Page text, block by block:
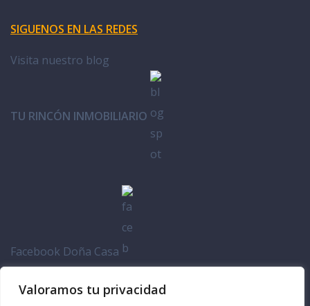
Valoramos tu privacidad
SIGUENOS EN LAS REDES
Visita nuestro blog
TU RINCÓN INMOBILIARIO
Facebook Doña Casa